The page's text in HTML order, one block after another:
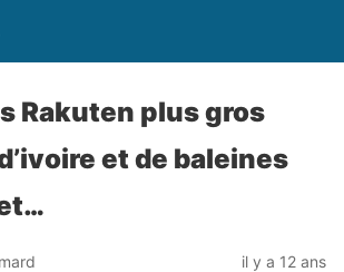
Rakuten plus gros
et de baleines
il y a 12 ans